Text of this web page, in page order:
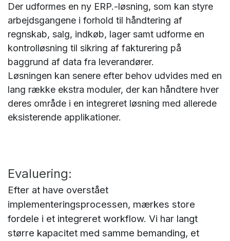
Der udformes en ny ERP.-løsning, som kan styre
arbejdsgangene i forhold til håndtering af
regnskab, salg, indkøb, lager samt udforme en
kontrolløsning til sikring af fakturering på
baggrund af data fra leverandører.
Løsningen kan senere efter behov udvides med en
lang række ekstra moduler, der kan håndtere hver
deres område i en integreret løsning med allerede
eksisterende applikationer.
Evaluering:
Efter at have overstået
implementeringsprocessen, mærkes store
fordele i et integreret workflow. Vi har langt
større kapacitet med samme bemanding, et